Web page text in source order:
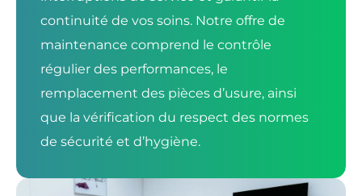
continuité de vos soins. Notre offre de
maintenance comprend le contrôle
régulier des performances, le
remplacement des pièces d’usure, ainsi
que la vérification du respect des normes
de sécurité et d’hygiène.